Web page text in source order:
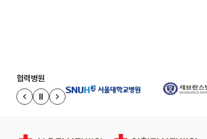
협력병원
이전 슬라이드
정지
다음 슬라이드